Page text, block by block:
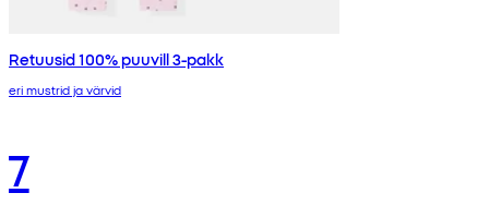
Retuusid 100% puuvill 3-pakk
eri mustrid ja värvid
7